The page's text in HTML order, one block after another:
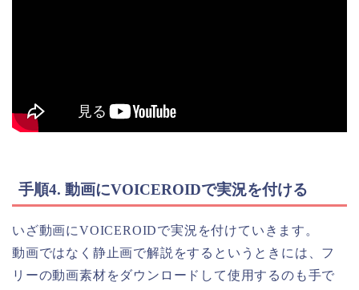
手順4. 動画にVOICEROIDで実況を付ける
いざ動画にVOICEROIDで実況を付けていきます。
動画ではなく静止画で解説をするというときには、フ
リーの動画素材をダウンロードして使用するのも手で